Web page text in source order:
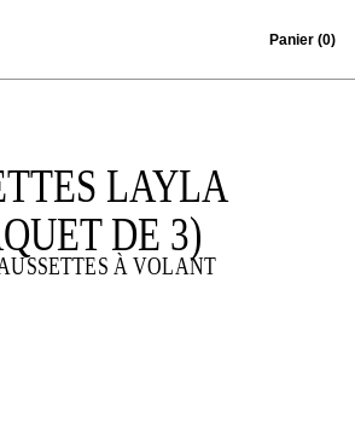
Panier (0)
LAYLA
DE 3)
À VOLANT